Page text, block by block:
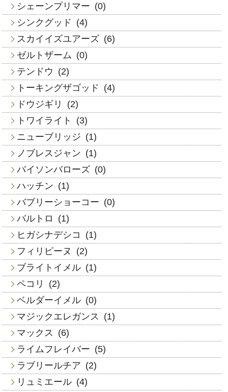
シェーンプリマー (0)
シンクグッド (4)
スカイイズユアーズ (6)
ゼルトザーム (0)
テンドウ (2)
トーキングザゴッド (4)
ドウジギリ
(2)
トワイライト
(3)
ニューブリッジ (1)
ノブレスジャン (1)
バイソンバローズ (0)
ハッチン (1)
バブリーショーコー (0)
バルトロ
(1)
ヒガシナデシコ
(1)
フィリピーヌ
(2)
ブライトイメル (1)
ペコリ
(2)
ベルダーイメル (0)
マジックエレガンス
(1)
マックス
(6)
ライムフレイバー (5)
ラブリールチア (2)
リュミエール (4)